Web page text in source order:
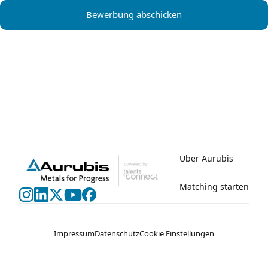
Bewerbung abschicken
Über Aurubis
Matching starten
ImpressumDatenschutzCookie Einstellungen